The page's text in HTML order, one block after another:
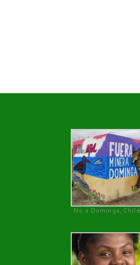
No a Dominga, Chile